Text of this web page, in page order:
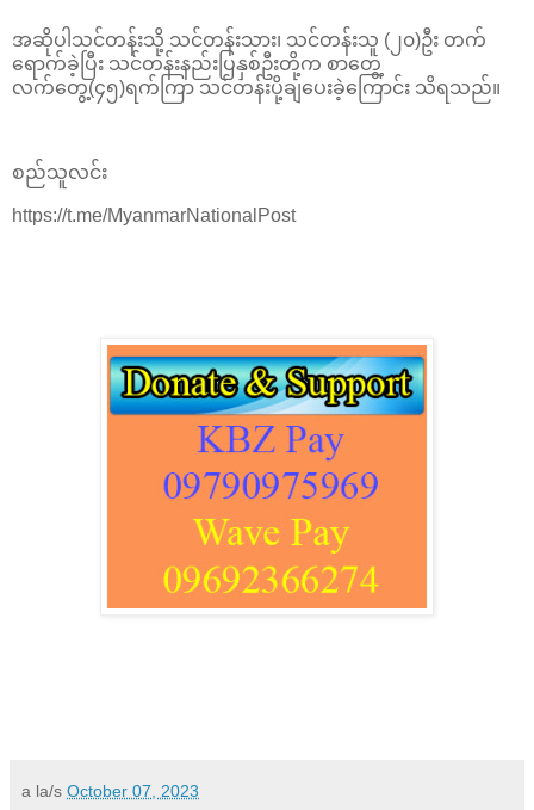
အဆိုပါသင်တန်းသို့ သင်တန်းသား၊ သင်တန်းသူ (၂၀)ဦး တက်
ရောက်ခဲ့ပြီး သင်တန်းနည်းပြနှစ်ဦးတို့က စာ‌တွေ့
လက်‌တွေ့(၄၅)ရက်ကြာ သင်တန်းပို့ချ‌ပေးခဲ့ကြောင်း သိရသည်။
စည်သူလင်း
https://t.me/MyanmarNationalPost
a la/s October 07, 2023